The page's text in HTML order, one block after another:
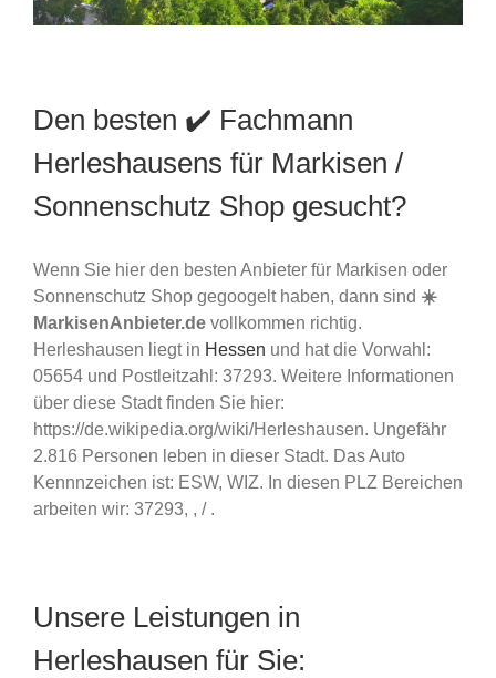
Den besten ✔️ Fachmann
Herleshausens für Markisen /
Sonnenschutz Shop gesucht?
Wenn Sie hier den besten Anbieter für Markisen oder
Sonnenschutz Shop gegoogelt haben, dann sind ☀️
MarkisenAnbieter.de vollkommen richtig.
Herleshausen liegt in Hessen und hat die Vorwahl:
05654 und Postleitzahl: 37293. Weitere Informationen
über diese Stadt finden Sie hier:
https://de.wikipedia.org/wiki/Herleshausen. Ungefähr
2.816 Personen leben in dieser Stadt. Das Auto
Kennnzeichen ist: ESW, WIZ. In diesen PLZ Bereichen
arbeiten wir: 37293, , / .
Unsere Leistungen in
Herleshausen für Sie: